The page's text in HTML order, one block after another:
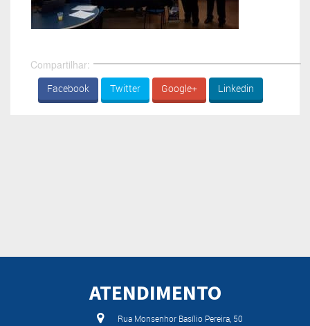
Compartilhar:
Facebook Twitter Google+ Linkedin
ATENDIMENTO
Rua Monsenhor Basílio Pereira, 50